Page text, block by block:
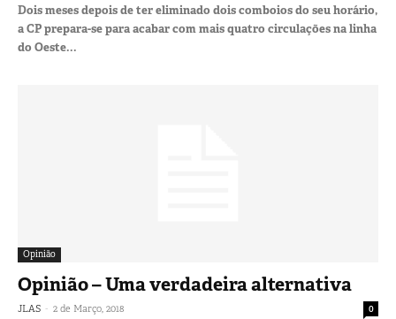
Dois meses depois de ter eliminado dois comboios do seu horário,
a CP prepara-se para acabar com mais quatro circulações na linha
do Oeste...
Opinião
Opinião – Uma verdadeira alternativa
JLAS - 2 de Março, 2018 0